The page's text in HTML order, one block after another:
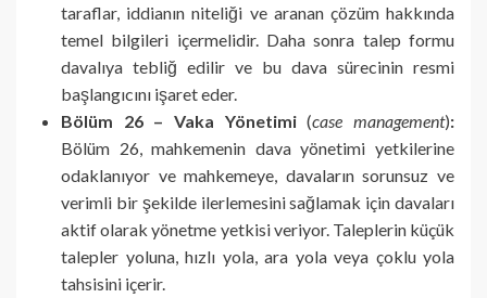
taraflar, iddianın niteliği ve aranan çözüm hakkında
temel bilgileri içermelidir. Daha sonra talep formu
davalıya tebliğ edilir ve bu dava sürecinin resmi
başlangıcını işaret eder.
Bölüm 26 – Vaka Yönetimi(case management):
Bölüm 26, mahkemenin dava yönetimi yetkilerine
odaklanıyor ve mahkemeye, davaların sorunsuz ve
verimli bir şekilde ilerlemesini sağlamak için davaları
aktif olarak yönetme yetkisi veriyor. Taleplerin küçük
talepler yoluna, hızlı yola, ara yola veya çoklu yola
tahsisini içerir.